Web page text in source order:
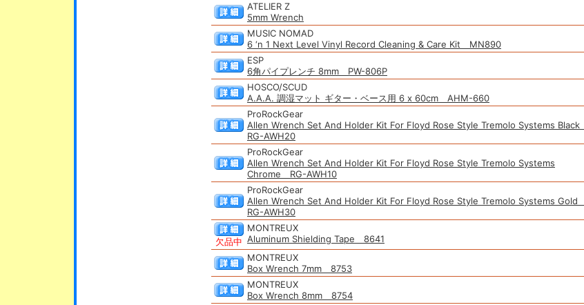
ATELIER Z
5mm Wrench
MUSIC NOMAD
6 ‘n 1 Next Level Vinyl Record Cleaning & Care Kit MN890
ESP
6角パイプレンチ 8mm PW-806P
HOSCO/SCUD
A.A.A. 調湿マット ギター・ベース用 6 x 60cm AHM-660
ProRockGear
Allen Wrench Set And Holder Kit For Floyd Rose Style Tremolo Systems Black
RG-AWH20
ProRockGear
Allen Wrench Set And Holder Kit For Floyd Rose Style Tremolo Systems
Chrome RG-AWH10
ProRockGear
Allen Wrench Set And Holder Kit For Floyd Rose Style Tremolo Systems Gold
RG-AWH30
欠品中
MONTREUX
Aluminum Shielding Tape 8641
MONTREUX
Box Wrench 7mm 8753
MONTREUX
Box Wrench 8mm 8754